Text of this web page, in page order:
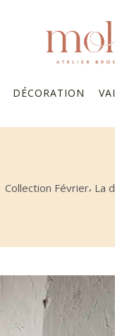
DÉCORATION
Collection Février, La